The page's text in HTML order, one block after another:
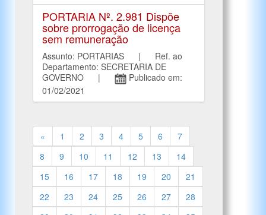
PORTARIA Nº. 2.981 Dispõe
sobre prorrogação de licença
sem remuneração
Assunto: PORTARIAS | Ref. ao
Departamento: SECRETARIA DE
GOVERNO |
Publicado em:
01/02/2021
« 1 2 3 4 5 6
7
8
9 10 11 12 13
14
15
16 17 18 19 20
21
22
23 24 25 26 27
28